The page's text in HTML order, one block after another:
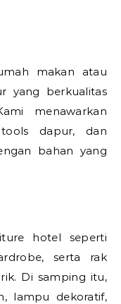
makan atau
yang berkualitas
menawarkan
dapur, dan
bahan yang
hotel seperti
serta rak
Di samping itu,
lampu dekoratif,